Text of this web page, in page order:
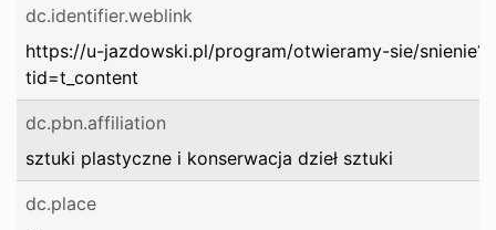
dc.identifier.weblink
https://u-jazdowski.pl/program/otwieramy-sie/snienie?
tid=t_content
dc.pbn.affiliation
sztuki plastyczne i konserwacja dzieł sztuki
dc.place